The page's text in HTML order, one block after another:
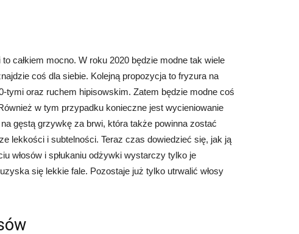
całkiem mocno. W roku 2020 będzie modne tak wiele
coś dla siebie. Kolejną propozycja to fryzura na
tymi oraz ruchem hipisowskim. Zatem będzie modne coś
w tym przypadku konieczne jest wycieniowanie
gęstą grzywkę za brwi, która także powinna zostać
lekkości i subtelności. Teraz czas dowiedzieć się, jak ją
włosów i spłukaniu odżywki wystarczy tylko je
się lekkie fale. Pozostaje już tylko utrwalić włosy